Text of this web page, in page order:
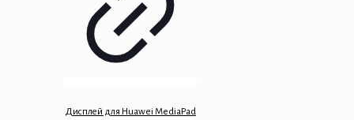
Дисплей для Huawei MediaPad